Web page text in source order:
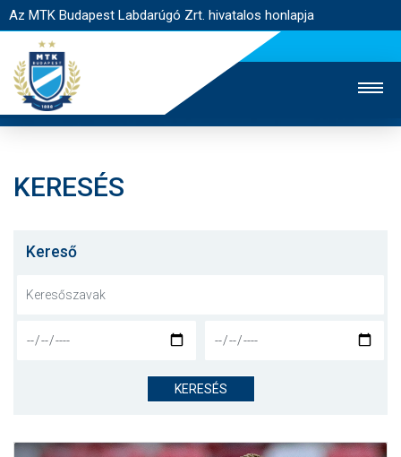
Az MTK Budapest Labdarúgó Zrt. hivatalos honlapja
JEGYÉRTÉKESÍTÉS
NYITÓLAP
CSAPATOK
KERESÉS
Kereső
KERESÉS